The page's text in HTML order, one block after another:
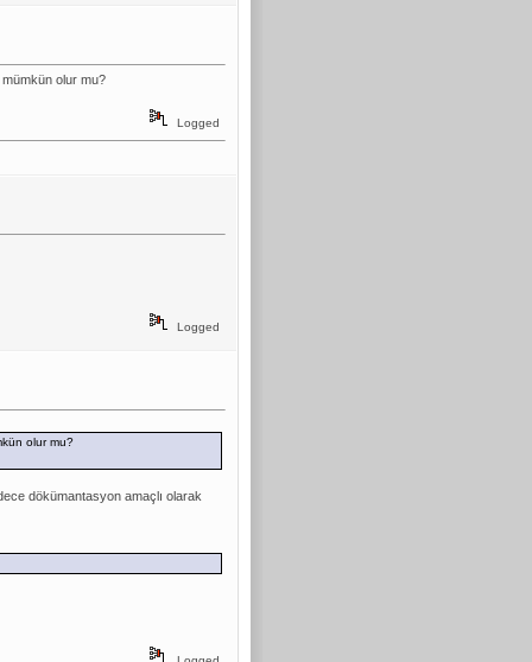
mümkün olur mu?
Logged
Logged
olur mu?
dökümantasyon amaçlı olarak